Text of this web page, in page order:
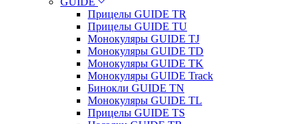
Прицелы GUIDE TR
Прицелы GUIDE TU
Монокуляры GUIDE TJ
Монокуляры GUIDE TD
Монокуляры GUIDE TK
Монокуляры GUIDE Track
Бинокли GUIDE TN
Монокуляры GUIDE TL
Прицелы GUIDE TS